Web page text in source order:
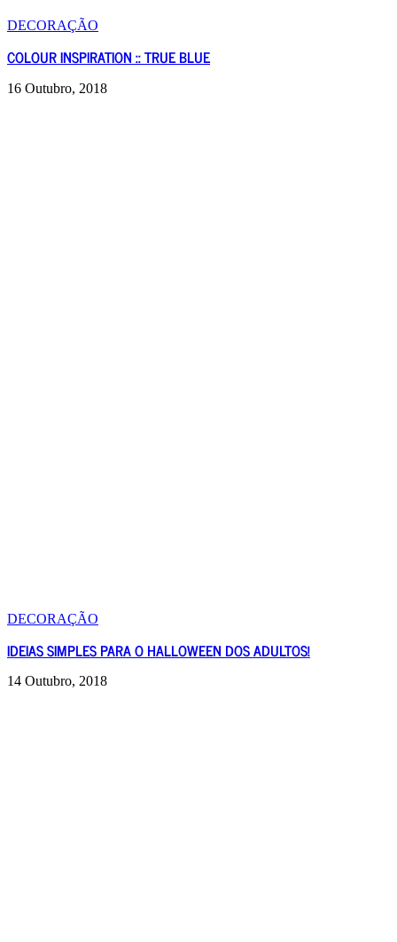
DECORAÇÃO
COLOUR INSPIRATION :: TRUE BLUE
16 Outubro, 2018
DECORAÇÃO
IDEIAS SIMPLES PARA O HALLOWEEN DOS ADULTOS!
14 Outubro, 2018